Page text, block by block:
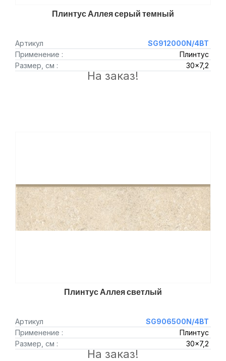
Плинтус Аллея серый темный
Артикул
SG912000N/4BT
Применение :
Плинтус
Размер, см :
30x7,2
На заказ!
Плинтус Аллея светлый
Артикул
SG906500N/4BT
Применение :
Плинтус
Размер, см :
30x7,2
На заказ!